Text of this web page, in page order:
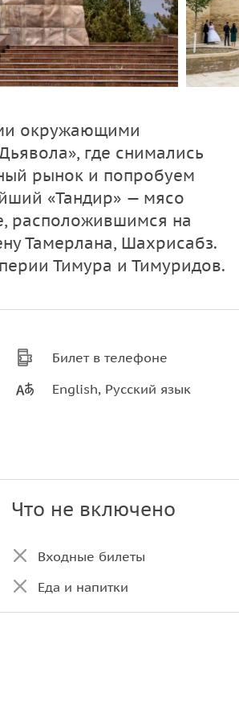
окружающими
где снимались
рынок и попробуем
«Тандир» — мясо
расположившимся на
Тамерлана, Шахрисабз.
Тимура и Тимуридов.
Билет в телефоне
English, Русский язык
Что не включено
Входные билеты
Еда и напитки